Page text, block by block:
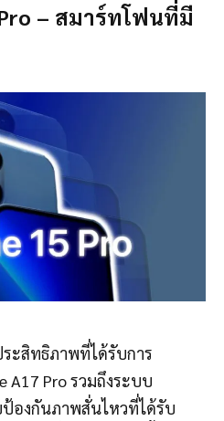
– สมาร์ทโฟนที่มี
ะสิทธิภาพที่ได้รับการ
A17 Pro รวมถึงระบบ
องกันภาพสั่นไหวที่ได้รับ